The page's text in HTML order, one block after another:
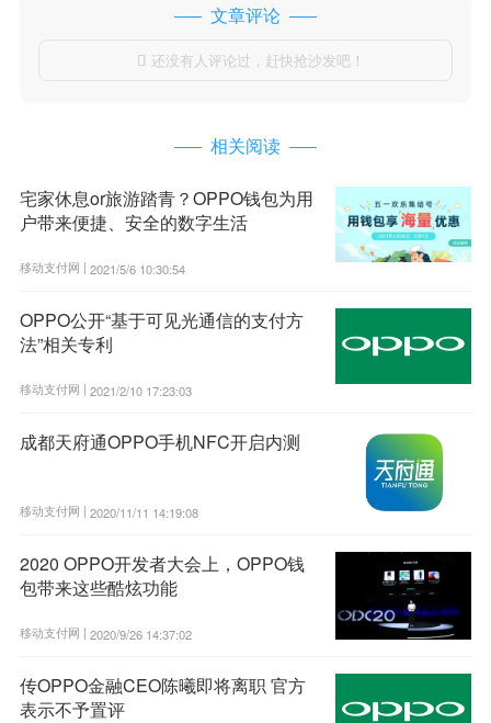
文章评论
 还没有人评论过，赶快抢沙发吧！
相关阅读
宅家休息or旅游踏青？OPPO钱包为用
户带来便捷、安全的数字生活
移动支付网 | 2021/5/6 10:30:54
OPPO公开“基于可见光通信的支付方
法”相关专利
移动支付网 | 2021/2/10 17:23:03
成都天府通OPPO手机NFC开启内测
移动支付网 | 2020/11/11 14:19:08
2020 OPPO开发者大会上，OPPO钱
包带来这些酷炫功能
移动支付网 | 2020/9/26 14:37:02
传OPPO金融CEO陈曦即将离职 官方
表示不予置评